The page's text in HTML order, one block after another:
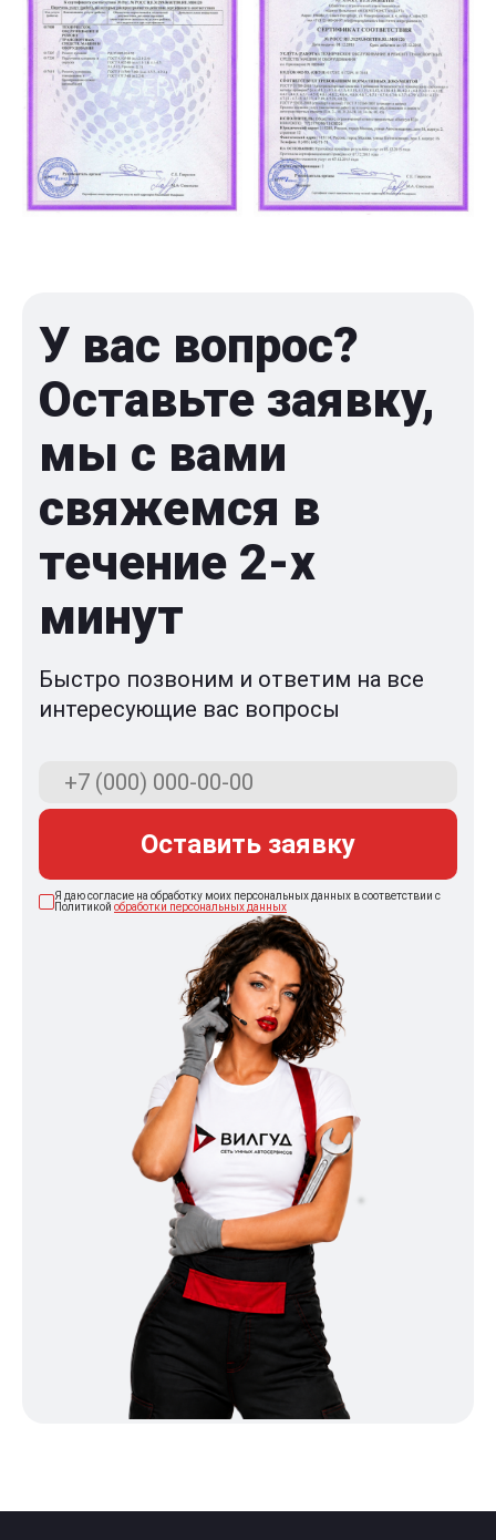
У вас вопрос?
Оставьте заявку,
мы с вами
свяжемся в
течение 2-x
минут
Быстро позвоним и ответим на все
интересующие вас вопросы
Оставить заявку
Я даю согласие на обработку моих персональных данных в соответствии с
Политикой обработки персональных данных